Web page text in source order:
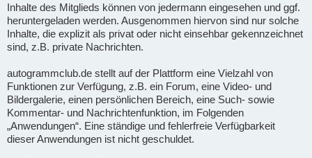
Inhalte des Mitglieds können von jedermann eingesehen und ggf.
heruntergeladen werden. Ausgenommen hiervon sind nur solche
Inhalte, die explizit als privat oder nicht einsehbar gekennzeichnet
sind, z.B. private Nachrichten.
autogrammclub.de stellt auf der Plattform eine Vielzahl von
Funktionen zur Verfügung, z.B. ein Forum, eine Video- und
Bildergalerie, einen persönlichen Bereich, eine Such- sowie
Kommentar- und Nachrichtenfunktion, im Folgenden
„Anwendungen“. Eine ständige und fehlerfreie Verfügbarkeit
dieser Anwendungen ist nicht geschuldet.